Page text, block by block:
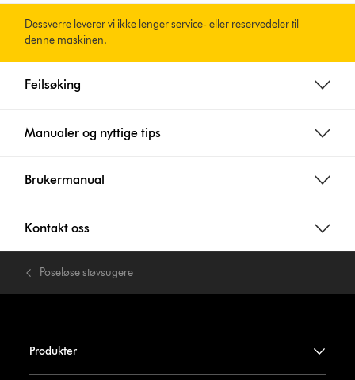
Dessverre leverer vi ikke lenger service- eller reservedeler til
denne maskinen.
Feilsøking
Manualer og nyttige tips
Brukermanual
Kontakt oss
Poseløse støvsugere
Produkter